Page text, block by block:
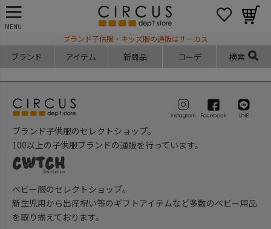
MENU
ブランド子供服・キッズ服の通販はサーカス
ブランド アイテム 新商品 コーデ 検索
ブランド子供服のセレクトショップ。
100以上の子供服ブランドの通販を行っています。
ベビー服のセレクトショップ。
新生児用から出産祝い等のギフトアイテムなど多数のベビー用品
を取り揃えております。